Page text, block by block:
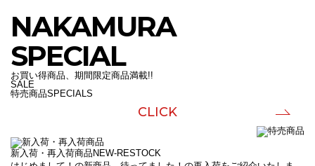
NAKAMURA
SPECIAL
お買い得商品、期間限定商品満載!!
SALE
特売商品SPECIALS
CLICK
新入荷・再入荷商品 NEW-RESTOCK